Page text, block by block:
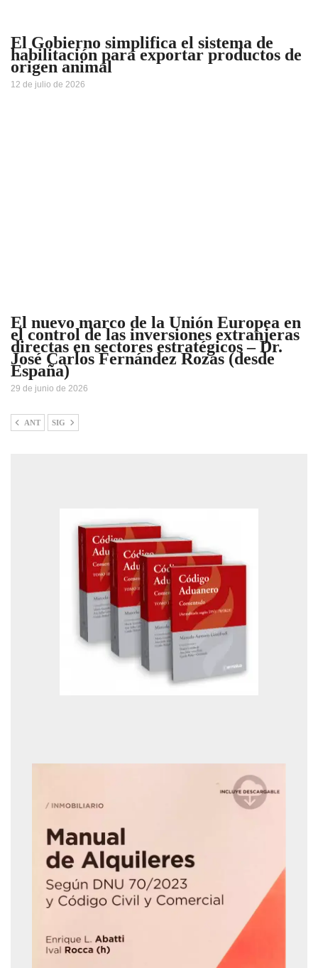
El Gobierno simplifica el sistema de
habilitación para exportar productos de
origen animal
12 de julio de 2026
El nuevo marco de la Unión Europea en
el control de las inversiones extranjeras
directas en sectores estratégicos – Dr.
José Carlos Fernández Rozas (desde
España)
29 de junio de 2026
ANT SIG